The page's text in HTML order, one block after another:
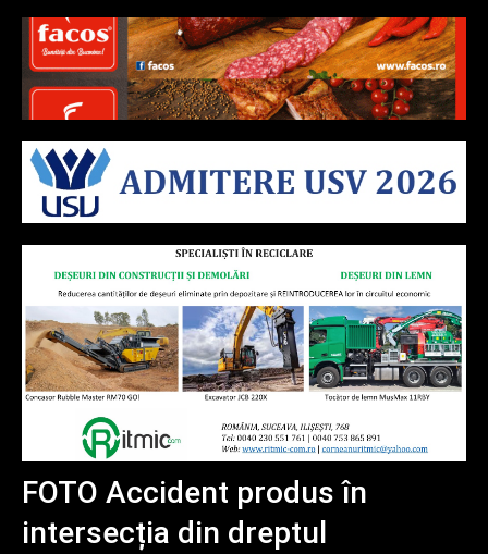
FOTO Accident produs în
intersecția din dreptul